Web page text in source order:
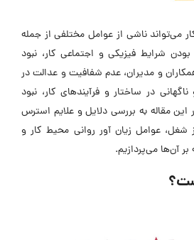
می‌تواند ناشی از عوامل مختلفی از جمله
شرایط فیزیکی و اجتماعی کار، نبود
و مدیران، عدم شفافیت و عدالت در
در ساختار و فرآیندهای کار، نبود
مقاله به بررسی دلایل و علایم استرس
شغل، عوامل زیان آور روانی محیط کار و
آن‌ها می‌پردازیم.